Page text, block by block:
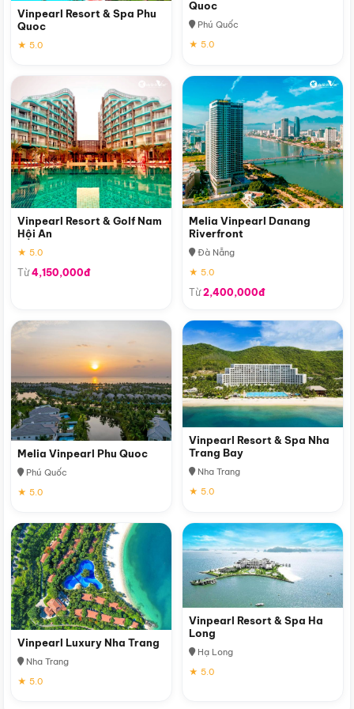
Vinpearl Resort & Spa Phu
Quoc
★ 5.0
Quoc
Phú Quốc
★ 5.0
Vinpearl Resort & Golf Nam
Hội An
★ 5.0
Từ4,150,000đ
Melia Vinpearl Danang
Riverfront
Đà Nẵng
★ 5.0
Từ2,400,000đ
Melia Vinpearl Phu Quoc
Phú Quốc
★ 5.0
Vinpearl Resort & Spa Nha
Trang Bay
Nha Trang
★ 5.0
Vinpearl Luxury Nha Trang
Nha Trang
★ 5.0
Vinpearl Resort & Spa Ha
Long
Hạ Long
★ 5.0